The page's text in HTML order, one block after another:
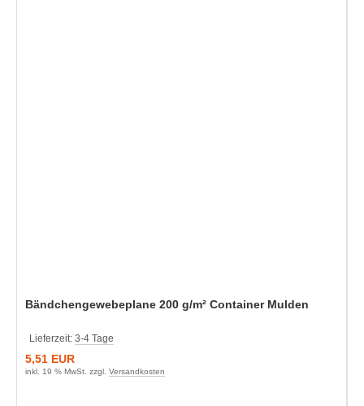
Bändchengewebeplane 200 g/m² Container Mulden
Lieferzeit: 3-4 Tage
5,51 EUR
inkl. 19 % MwSt. zzgl. Versandkosten